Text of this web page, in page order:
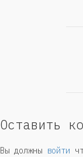
Оставить
Вы должны войти